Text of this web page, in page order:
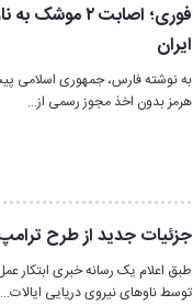
فوری؛ اصابت
ایران
به نوشته فارس، جمهوری اسلامی پیش
هرمز بدون اخذ مجوز رسمی از…
جزئیات جدید از طرح
طبق اعلام یک رسانه خبری ابتکار
توسط ناوهای نیروی دریایی ایالات…